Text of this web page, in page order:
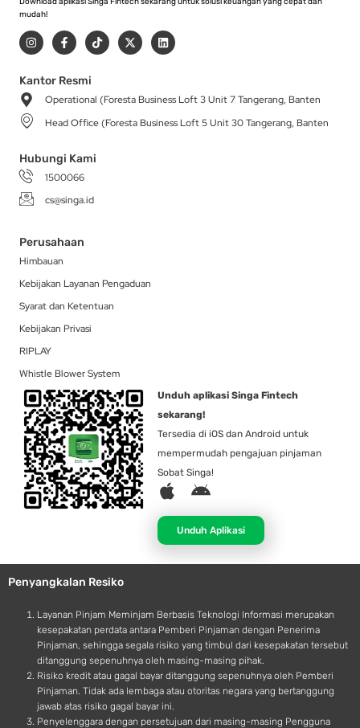
mudah!
I
n
s
a
g
r
a
m
F
a
c
b
o
-
T
i
k
X
-
t
t
r
L
i
n
i
Kantor Resmi
Operational (Foresta Business Loft 3 Unit 7 Tangerang, Banten
Head Office (Foresta Business Loft 5 Unit 30 Tangerang, Banten
Hubungi Kami
1500066
cs@singa.id
Perusahaan
Himbauan
Kebijakan Layanan Pengaduan
Syarat dan Ketentuan
Kebijakan Privasi
RIPLAY
Whistle Blower System
Unduh aplikasi Singa Fintech
sekarang!
Tersedia di iOS dan Android untuk
mempermudah pengajuan pinjaman
Sobat Singa!
A
p
l
e
A
d
r
o
d
Unduh Aplikasi
Penyangkalan Resiko
Layanan Pinjam Meminjam Berbasis Teknologi Informasi merupakan
kesepakatan perdata antara Pemberi Pinjaman dengan Penerima
Pinjaman, sehingga segala risiko yang timbul dari kesepakatan tersebut
ditanggung sepenuhnya oleh masing-masing pihak.
Risiko kredit atau gagal bayar ditanggung sepenuhnya oleh Pemberi
Pinjaman. Tidak ada lembaga atau otoritas negara yang bertanggung
jawab atas risiko gagal bayar ini.
Penyelenggara dengan persetujuan dari masing-masing Pengguna